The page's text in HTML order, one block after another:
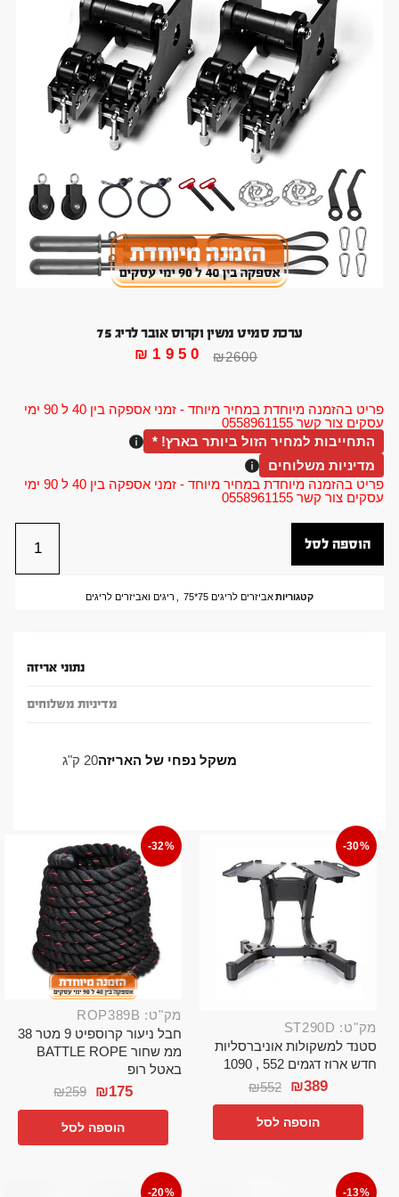
פריט בהזמנה מיוחדת במחיר מיוחד - זמני אספקה בין 40 ל 90 ימי
עסקים צור קשר 0558961155
ערכת סמיט משין וקרוס אובר לריג 75
₪2600
₪ 1950
התחייבות למחיר הזול ביותר בארץ! *
מדיניות משלוחים
פריט בהזמנה מיוחדת במחיר מיוחד - זמני אספקה בין 40 ל 90 ימי
עסקים צור קשר 0558961155
הוספה לסל
קטגוריותאביזרים לריגים 75*75 , ריגים ואביזרים לריגים
נתוני אריזה
מדיניות משלוחים
משקל נפחי של האריזה20 ק"ג
-30%
מק"ט: ST290D
סטנד למשקולות אוניברסליות
חדש ארוז דגמים 552 , 1090
₪552 ₪389
הוספה לסל
-32%
מק"ט: ROP389B
חבל ניעור קרוספיט 9 מטר 38
ממ שחור BATTLE ROPE
באטל רופ
₪259 ₪175
הוספה לסל
-13%
-20%